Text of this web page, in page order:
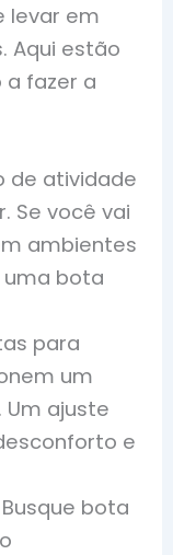
levar em
Aqui estão
fazer a
de atividade
Se você vai
ambientes
uma bota
para
um
ajuste
e
Busque bota